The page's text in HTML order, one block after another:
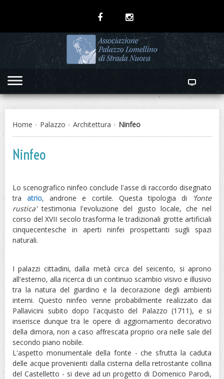
Home Palazzo Architettura Ninfeo
Ninfeo
Lo scenografico ninfeo conclude l'asse di raccordo disegnato
traatrio, androne e cortile. Questa tipologia di
'fonte
rustica'testimonia l'evoluzione del gusto locale, che nel
corso del XVII secolo trasforma le tradizionali grotte artificiali
cinquecentesche in aperti ninfei prospettanti sugli spazi
naturali.
I palazzi cittadini, dalla metà circa del seicento, si aprono
all'esterno, alla ricerca di un continuo scambio visivo e illusivo
tra la natura del giardino e la decorazione degli ambienti
interni. Questo ninfeo venne probabilmente realizzato dai
Pallavicini subito dopo l'acquisto del Palazzo (1711), e si
inserisce dunque tra le opere di aggiornamento decorativo
della dimora, non a caso affrescata proprio ora nelle sale del
secondo piano nobile.
L'aspetto monumentale della fonte - che sfrutta la caduta
delle acque provenienti dalla cisterna della retrostante collina
del Castelletto - si deve ad un progetto di Domenico Parodi,